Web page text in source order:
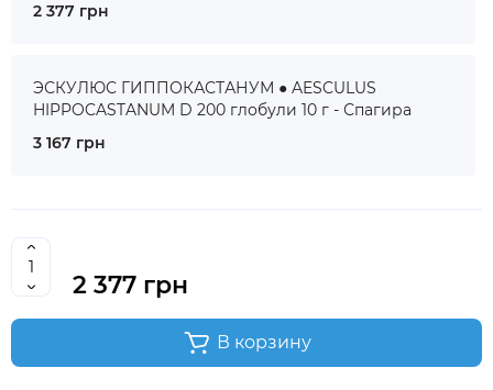
2 377 грн
ЭСКУЛЮС ГИППОКАСТАНУМ ● AESCULUS
HIPPOCASTANUM D 200 глобули 10 г - Спагира
3 167 грн
2 377 грн
В корзину